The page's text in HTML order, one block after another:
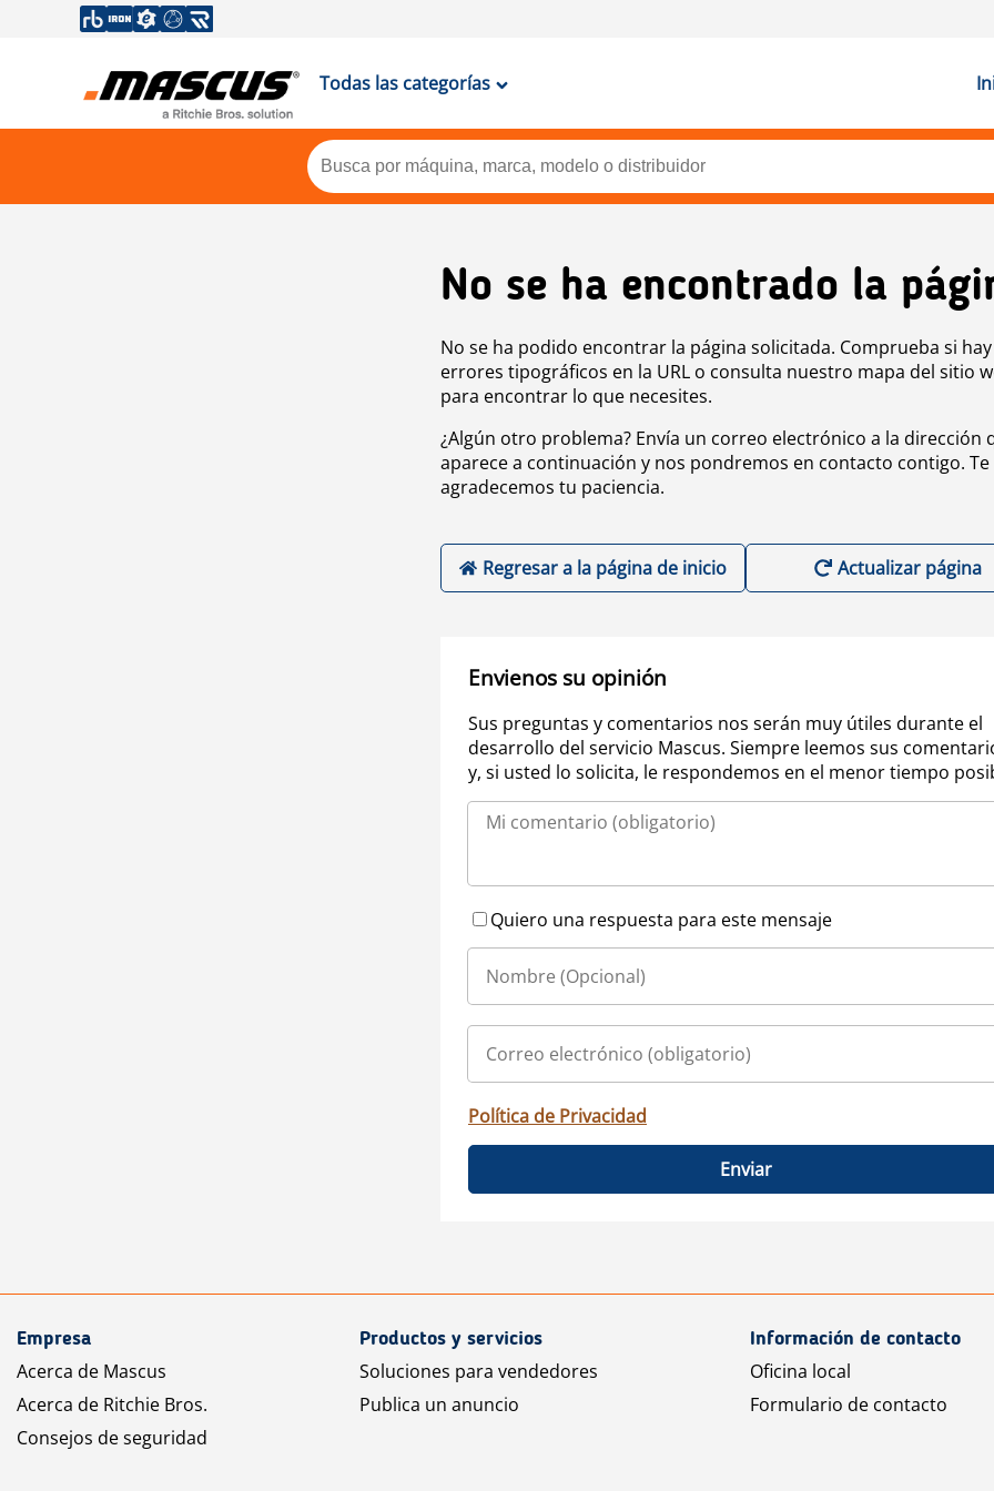
Todas las categorías
No se ha encontrado la
No se ha podido encontrar la página solicitada. Comprueba si hay
errores tipográficos en la URL o consulta nuestro mapa del sitio
para encontrar lo que necesites.
¿Algún otro problema? Envía un correo electrónico a la dirección
aparece a continuación y nos pondremos en contacto contigo. Te
agradecemos tu paciencia.
Regresar a la página de inicio Actualizar página
Envienos su opinión
Sus preguntas y comentarios nos serán muy útiles durante el
desarrollo del servicio Mascus. Siempre leemos sus
y, si usted lo solicita, le respondemos en el menor tiempo
Quiero una respuesta para este mensaje
Política de Privacidad
Enviar
Empresa
Acerca de Mascus
Acerca de Ritchie Bros.
Consejos de seguridad
Productos y servicios
Soluciones para vendedores
Publica un anuncio
Información de contacto
Oficina local
Formulario de contacto